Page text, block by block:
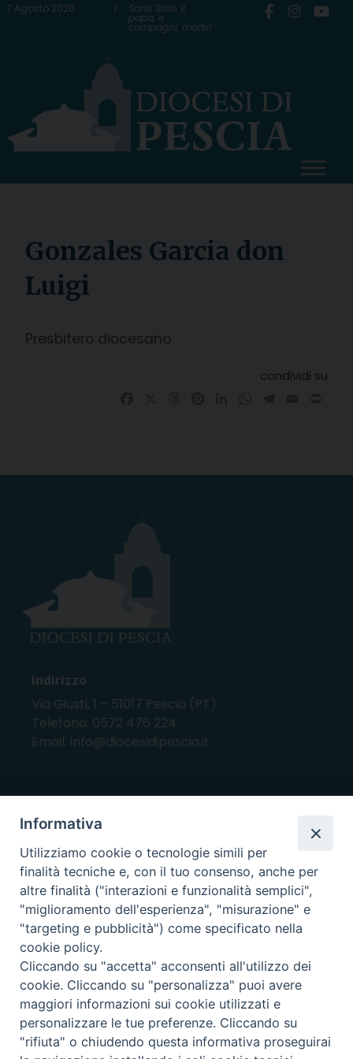
Skip
7 Agosto 2026 Santi Sisto II,
papa, e
compagni, martiri
Gonzales Garcia don
Luigi
Presbitero diocesano
condividi su
Indirizzo
Via Giusti, 1 – 51017 Pescia (PT)
Telefono: 0572 476 224
Email: info@diocesidipescia.it
ORARI E GIORNI DI APERTURA
10.00 alle 12.00
UFFICI ECONOMATO E AMMINISTRAZIONE Lunedì e
Mercoledì, dalle 10.00 alle 12.30
UFFICIO BENI CULTURALI Lunedì, Mercoledì,
Venerdì, dalle 10.00 alle 12.30
i nostri social
Informativa
Utilizziamo cookie o tecnologie simili per
finalità tecniche e, con il tuo consenso, anche per
altre finalità ("interazioni e funzionalità semplici",
"miglioramento dell'esperienza", "misurazione" e
"targeting e pubblicità") come specificato nella
cookie policy.
Cliccando su "accetta" acconsenti all'utilizzo dei
cookie. Cliccando su "personalizza" puoi avere
maggiori informazioni sui cookie utilizzati e
personalizzare le tue preferenze. Cliccando su
"rifiuta" o chiudendo questa informativa proseguirai